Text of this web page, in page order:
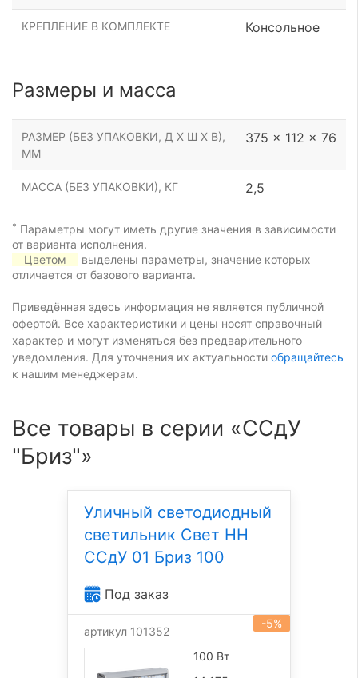
КРЕПЛЕНИЕ В КОМПЛЕКТЕ Консольное
Размеры и масса
РАЗМЕР (БЕЗ УПАКОВКИ, Д Х Ш Х В),
ММ
375 x 112 x 76
МАССА (БЕЗ УПАКОВКИ), КГ 2,5
* Параметры могут иметь другие значения в зависимости
от варианта исполнения.
Цветом
выделены параметры, значение которых
отличается от базового варианта.
Приведённая здесь информация не является публичной
офертой. Все характеристики и цены носят справочный
характер и могут изменяться без предварительного
уведомления. Для уточнения их актуальности обращайтесь
к нашим менеджерам.
Все товары в серии «ССдУ
"Бриз"»
Уличный светодиодный
светильник Свет НН
ССдУ 01 Бриз 100
Под заказ
-5%
артикул 101352
100 Вт